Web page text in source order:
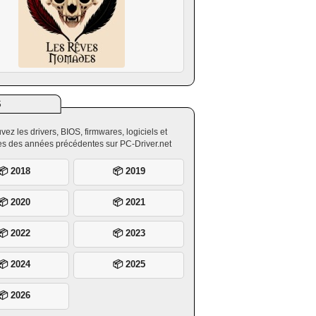
les drivers, BIOS, firmwares, logiciels et
des années précédentes sur PC-Driver.net
2018 📦 2019
2020 📦 2021
2022 📦 2023
2024 📦 2025
2026